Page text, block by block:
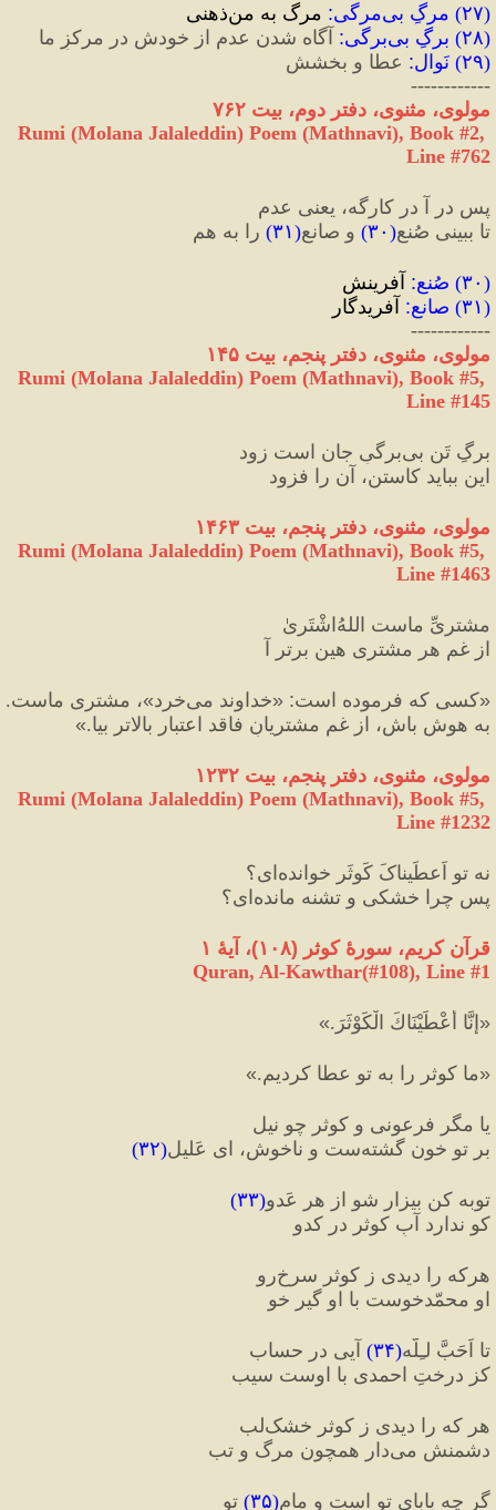
(۲۷) مرگِ بی‌مرگی : مرگ به منِ‌ذهنی
(۲۸) برگِ بی‌برگی : آگاه شدن عدم از خودش در مرکزِ ما
(۲۹) نَوال: عطا و بخشش
------------
مولوی، مثنوی، دفتر دوم، بیت ۷۶۲
Rumi (Molana Jalaleddin) Poem (Mathnavi), Book #2,
Line #762
پس در آ در کارگه، یعنی عدم
تا ببینی صُنع( ۳۰) و صانع(۳۱) را به هم
( ۳۰) صُنع: آفرینش
(۳۱) صانع: آفریدگار
------------
مولوی، مثنوی، دفتر پنجم، بیت ۱۴۵
Rumi (Molana Jalaleddin) Poem (Mathnavi), Book #5,
Line #145
برگِ تَن بی‌برگیِ جان است زود
این بباید کاستن، آن را فزود
مولوی، مثنوی، دفتر پنجم، بیت ۱۴۶۳
Rumi (Molana Jalaleddin) Poem (Mathnavi), Book #5,
Line #1463
مشتریِّ ماست اللهُ‌اشْتَریٰ
از غمِ هر مشتری هین برتر آ
«کسی که فرموده است:
«خداوند می‌خرد »، مشتری ماست.
به هوش باش، از غم مشتریانِ فاقد اعتبار بالاتر بیا.»
مولوی، مثنوی، دفتر پنجم، بیت ۱۲۳۲
Rumi (Molana Jalaleddin) Poem (Mathnavi), Book #5,
Line #1232
نه تو اَعطَیناکَ کَوثَر خوانده‌ای؟
پس چرا خشکی و تشنه مانده‌ای؟
قرآن کریم، سورهٔ کوثر (۱۰۸)، آیهٔ ۱
Quran, Al-Kawthar(#108), Line #1
«إِنَّا أَعْطَيْنَاكَ الْكَوْثَرَ.»
«ما كوثر را به تو عطا كرديم.»
یا مگر فرعونی و کوثر چو نیل
بر تو خون گشته‌ست و ناخوش، ای عَلیل
(۳۲)
توبه کن بیزار شو از هر عَدو(۳۳)
کو ندارد آبِ کوثر در کدو
هرکه را دیدی ز کوثر سرخ‌رو
او محمّدخوست با او گیر خو
تا اَحَبَّ لـِلَّه(۳۴) آیی در حساب
کز درختِ احمدی با اوست سیب
هر که را دیدی ز کوثر خشک‌لب
دشمنش می‌دار همچون مرگ و تب
گر چه بابایِ تو است و مامِ(۳۵) تو